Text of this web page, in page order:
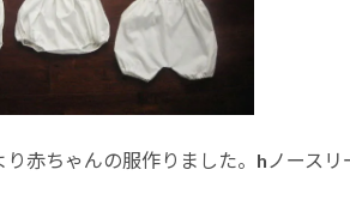
赤ちゃんの服作りました。hノースリ